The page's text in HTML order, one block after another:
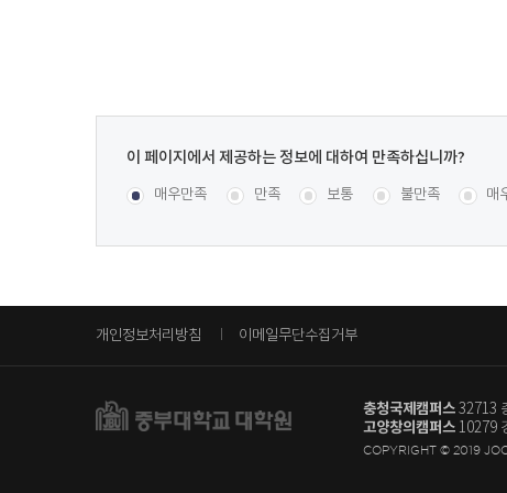
이
이
제
공
보
매우만족 만족 보통 불만족 매
개인정보처리방침 이메일무단수집거부
충청국제캠퍼스 32713
고양창의캠퍼스 10279
COPYRIGHT © 2019